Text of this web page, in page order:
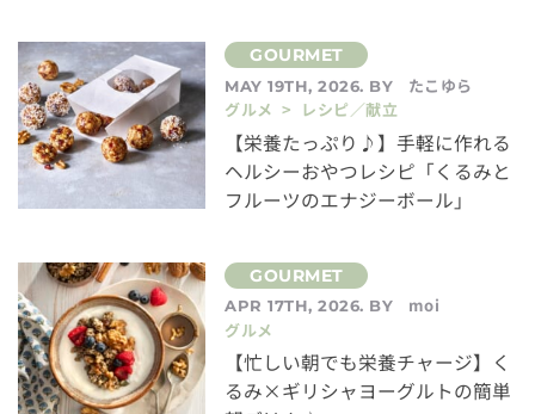
MAY 19TH, 2026. BY
たこゆら
グルメ > レシピ／献立
【栄養たっぷり♪】手軽に作れる
ヘルシーおやつレシピ「くるみと
フルーツのエナジーボール」
APR 17TH, 2026. BY
moi
グルメ
【忙しい朝でも栄養チャージ】く
るみ×ギリシャヨーグルトの簡単